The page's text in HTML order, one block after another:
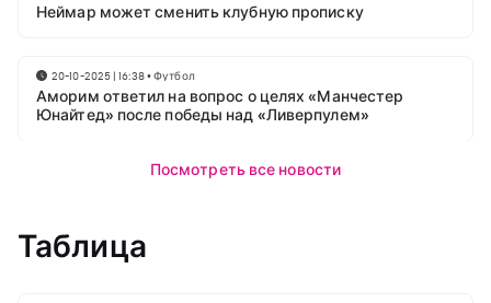
Неймар может сменить клубную прописку
20-10-2025 | 16:38•Футбол
Аморим ответил на вопрос о целях «Манчестер
Юнайтед» после победы над «Ливерпулем»
Посмотреть все новости
Таблица